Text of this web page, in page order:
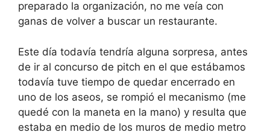
preparado la organización, no me veía con
ganas de volver a buscar un restaurante.
Este día todavía tendría alguna sorpresa, antes
de ir al concurso de pitch en el que estábamos
todavía tuve tiempo de quedar encerrado en
uno de los aseos, se rompió el mecanismo (me
quedé con la maneta en la mano) y resulta que
estaba en medio de los muros de medio metro